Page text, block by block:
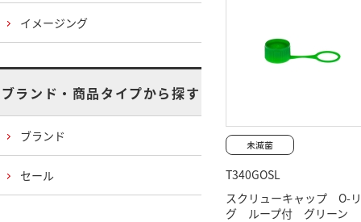
T340GOSL
スクリューキャップ O-
グ ループ付 グリーン
イメージング
ブランド・商品タイプから探す
ブランド
セール